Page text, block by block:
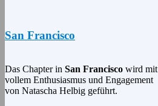
San Francisco
Das Chapter in San Francisco wird mit
vollem Enthusiasmus und Engagement
von Natascha Helbig geführt.